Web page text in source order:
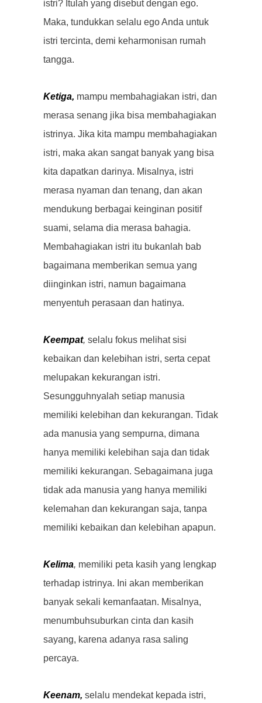
istri? Itulah yang disebut dengan ego.
Maka, tundukkan selalu ego Anda untuk
istri tercinta, demi keharmonisan rumah
tangga.
Ketiga, mampu membahagiakan istri, dan
merasa senang jika bisa membahagiakan
istrinya. Jika kita mampu membahagiakan
istri, maka akan sangat banyak yang bisa
kita dapatkan darinya. Misalnya, istri
merasa nyaman dan tenang, dan akan
mendukung berbagai keinginan positif
suami, selama dia merasa bahagia.
Membahagiakan istri itu bukanlah bab
bagaimana memberikan semua yang
diinginkan istri, namun bagaimana
menyentuh perasaan dan hatinya.
Keempat, selalu fokus melihat sisi
kebaikan dan kelebihan istri, serta cepat
melupakan kekurangan istri.
Sesungguhnyalah setiap manusia
memiliki kelebihan dan kekurangan. Tidak
ada manusia yang sempurna, dimana
hanya memiliki kelebihan saja dan tidak
memiliki kekurangan. Sebagaimana juga
tidak ada manusia yang hanya memiliki
kelemahan dan kekurangan saja, tanpa
memiliki kebaikan dan kelebihan apapun.
Kelima, memiliki peta kasih yang lengkap
terhadap istrinya. Ini akan memberikan
banyak sekali kemanfaatan. Misalnya,
menumbuhsuburkan cinta dan kasih
sayang, karena adanya rasa saling
percaya.
Keenam, selalu mendekat kepada istri,